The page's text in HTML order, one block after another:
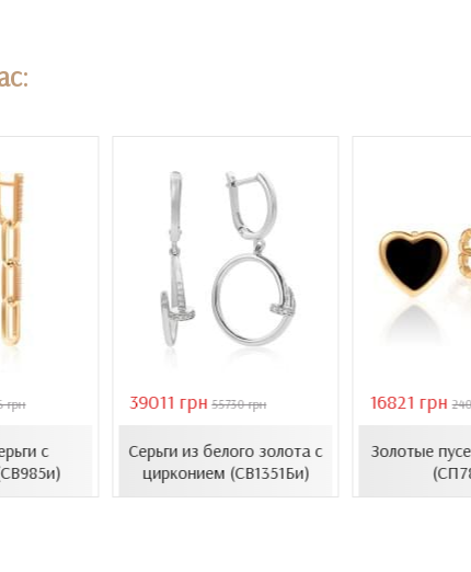
грн
с
39011 грн 55730 грн
Серьги из белого золота с
цирконием (СВ1351Би)
16821 грн
Золотые